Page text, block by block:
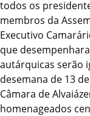
todos os
membros da
Executivo
que
autárquicas serão
desemana de 13
Câmara de
homenageados